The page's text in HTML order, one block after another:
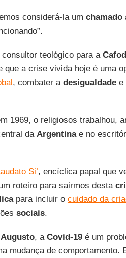
considerá-la um chamado
teológico para a Cafod
que a crise vivida hoje é uma
, combater a desigualdadee
1969, o religiosos trabalhou,
da Argentinae no
Si’, encíclica papal que
roteiro para sairmos desta
para incluir o cuidado da
sociais.
Augusto, a Covid-19é um
mudança de comportamento.